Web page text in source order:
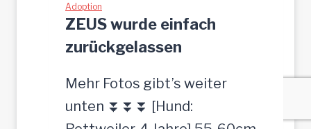
e
s
u
c
ü
b
s
c
Adoption
ZEUS wurde einfach
zurückgelassen
Mehr Fotos gibt’s weiter
unten ⏬⏬⏬ [Hund: